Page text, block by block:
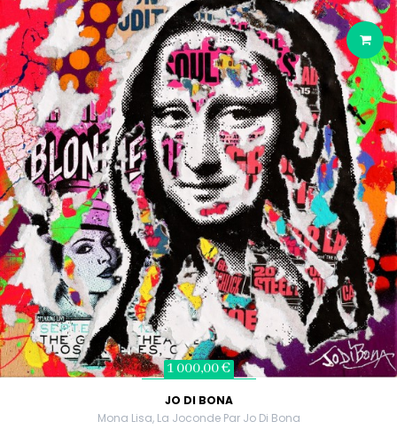
1 000,00 €
JO DI BONA
Mona Lisa, La Joconde Par Jo Di Bona